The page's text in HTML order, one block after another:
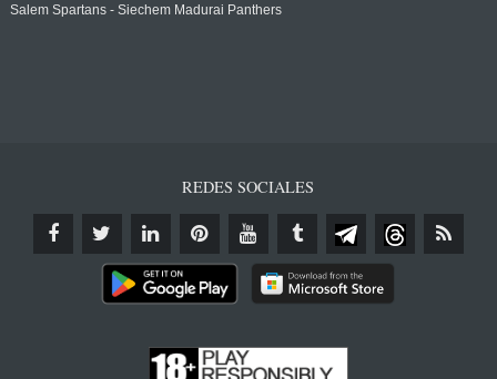
Salem Spartans - Siechem Madurai Panthers
REDES SOCIALES